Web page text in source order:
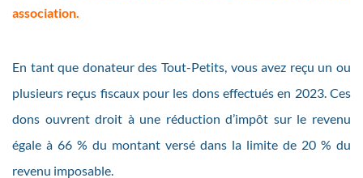
association.
En tant que donateur des Tout-Petits, vous avez reçu un ou
plusieurs reçus fiscaux pour les dons effectués en 2023. Ces
dons ouvrent droit à une réduction d’impôt sur le revenu
égale à 66 % du montant versé dans la limite de 20 % du
revenu imposable.